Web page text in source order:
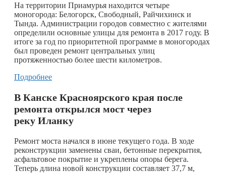
На территории Приамурья находится четыре
моногорода: Белогорск, Свободный, Райчихинск и
Тында. Администрации городов совместно с жителями
определили основные улицы для ремонта в 2017 году. В
итоге за год по приоритетной программе в моногородах
был проведен ремонт центральных улиц
протяженностью более шести километров.
Подробнее
В Канске Красноярского края после
ремонта открылся мост через
реку Иланку
Ремонт моста начался в июне текущего года. В ходе
реконструкции заменены сваи, бетонные перекрытия,
асфальтовое покрытие и укреплены опоры берега.
Теперь длина новой конструкции составляет 37,7 м,